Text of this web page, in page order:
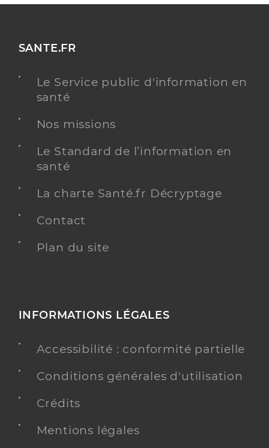
SANTE.FR
Le Service public d'information en
santé
Nos missions
Le Standard de l’information en
santé
La charte Santé.fr Décryptage
Contact
Plan du site
INFORMATIONS LÉGALES
Accessibilité : conformité partielle
Conditions générales d'utilisation
Crédits
Mentions légales